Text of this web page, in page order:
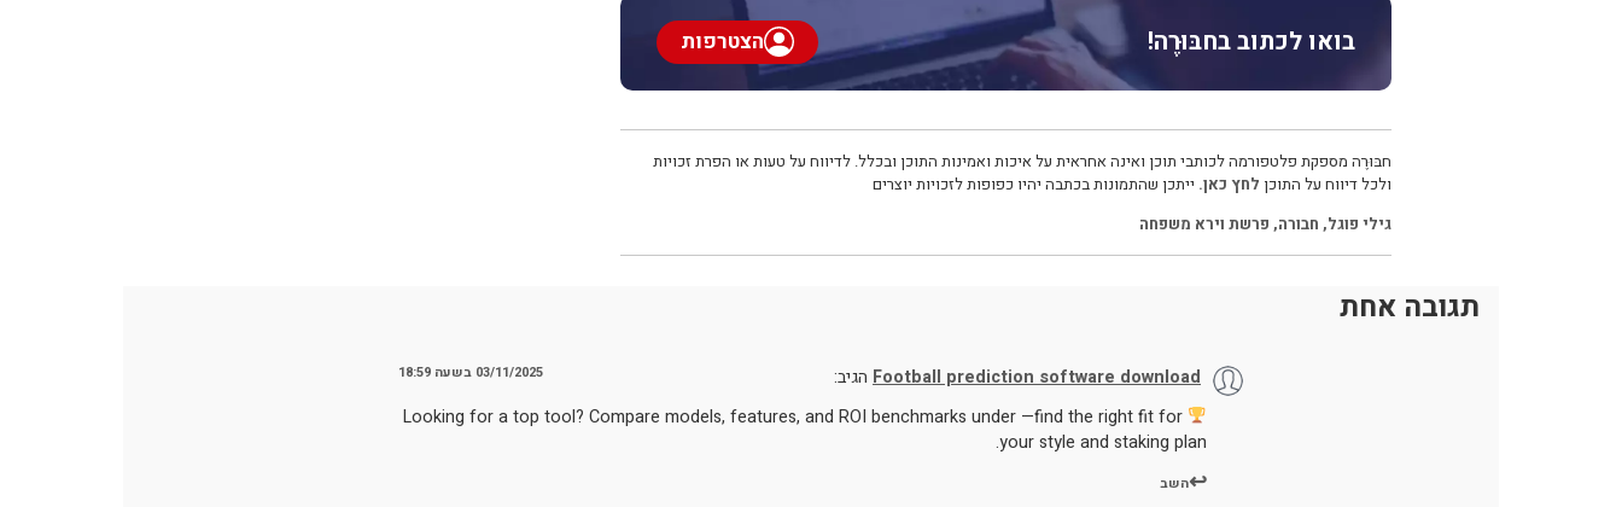
בואו לכתוב בחבּוּרֶה! הצטרפות
חבּוּרֶה מספקת פלטפורמה לכותבי תוכן ואינה אחראית על איכות ואמינות התוכן ובכלל. לדיווח על טעות או הפרת זכויות
ולכל דיווח על התוכן לחץ כאן. ייתכן שהתמונות בכתבה יהיו כפופות לזכויות יוצרים
גילי פוגל, חבורה, פרשת וירא משפחה
תגובה אחת
Football prediction software download הגיב: 03/11/2025 בשעה 18:59
Looking for a top tool? Compare models, features, and ROI benchmarks under —find the right fit for
your style and staking plan.
השב